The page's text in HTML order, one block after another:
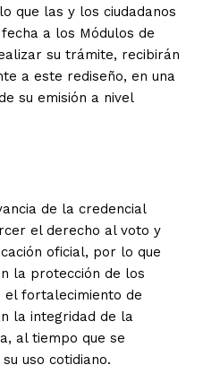
que las y los ciudadanos
a los Módulos de
su trámite, recibirán
a este rediseño, en una
su emisión a nivel
de la credencial
el derecho al voto y
oficial, por lo que
la protección de los
el fortalecimiento de
la integridad de la
al tiempo que se
uso cotidiano.